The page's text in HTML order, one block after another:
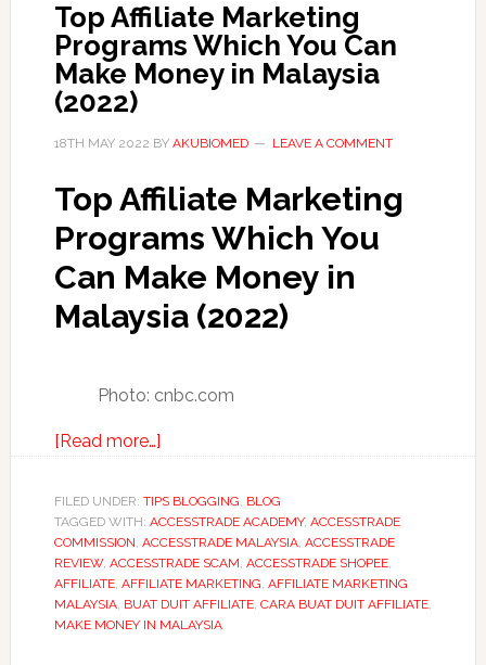
Top Affiliate Marketing
Programs Which You Can
Make Money in Malaysia
(2022)
18TH MAY 2022 BY AKUBIOMED LEAVE A COMMENT
Top Affiliate Marketing
Programs Which You
Can Make Money in
Malaysia (2022)
Photo: cnbc.com
[Read more…]about
Affiliate
Marketing
Programs
Which
You
FILED UNDER: TIPS BLOGGING, BLOG
TAGGED WITH: ACCESSTRADE ACADEMY, ACCESSTRADE
COMMISSION, ACCESSTRADE MALAYSIA, ACCESSTRADE
REVIEW, ACCESSTRADE SCAM, ACCESSTRADE SHOPEE,
AFFILIATE, AFFILIATE MARKETING, AFFILIATE MARKETING
MALAYSIA, BUAT DUIT AFFILIATE, CARA BUAT DUIT AFFILIATE,
MAKE MONEY IN MALAYSIA